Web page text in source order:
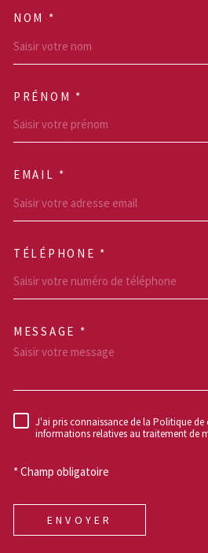
NOM *
PRÉNOM *
EMAIL *
TÉLÉPHONE *
MESSAGE *
J'ai pris connaissance de la Politique
informations relatives au traitement de
* Champ obligatoire
ENVOYER